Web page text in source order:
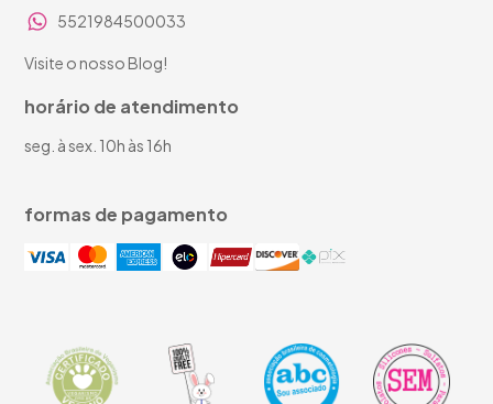
5521984500033
Visite o nosso Blog!
horário de atendimento
seg. à sex. 10h às 16h
formas de pagamento